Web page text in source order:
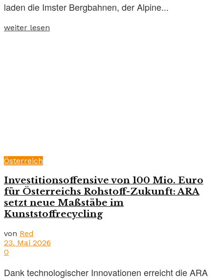
laden die Imster Bergbahnen, der Alpine...
weiter lesen
Österreich
Investitionsoffensive von 100 Mio. Euro
für Österreichs Rohstoff-Zukunft: ARA
setzt neue Maßstäbe im
Kunststoffrecycling
von Red
23. Mai 2026
0
Dank technologischer Innovationen erreicht die ARA